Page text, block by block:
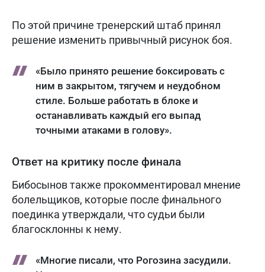
По этой причине тренерский штаб принял
решение изменить привычный рисунок боя.
«Было принято решение боксировать с
ним в закрытом, тягучем и неудобном
стиле. Больше работать в блоке и
останавливать каждый его выпад
точными атаками в голову».
Ответ на критику после финала
Бибосынов также прокомментировал мнение
болельщиков, которые после финального
поединка утверждали, что судьи были
благосклонны к нему.
«Многие писали, что Рогозина засудили.